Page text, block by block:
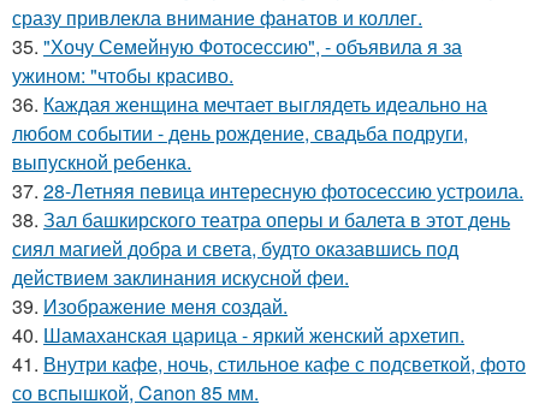
сразу привлекла внимание фанатов и коллег.
35. "Хочу Семейную Фотосессию", - объявила я за
ужином: "чтобы красиво.
36. Каждая женщина мечтает выглядеть идеально на
любом событии - день рождение, свадьба подруги,
выпускной ребенка.
37. 28-Летняя певица интересную фотосессию устроила.
38. Зал башкирского театра оперы и балета в этот день
сиял магией добра и света, будто оказавшись под
действием заклинания искусной феи.
39. Изображение меня создай.
40. Шамаханская царица - яркий женский архетип.
41. Внутри кафе, ночь, стильное кафе с подсветкой, фото
со вспышкой, Canon 85 мм.